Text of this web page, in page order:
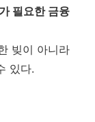
필요한 금융
빚이 아니라
있다.